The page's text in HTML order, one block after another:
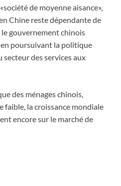
de moyenne aisance»,
Chine reste dépendante de
gouvernement chinois
poursuivant la politique
des services aux
des ménages chinois,
faible, la croissance mondiale
encore sur le marché de